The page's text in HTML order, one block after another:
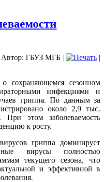
Автор: ГБУЗ МГБ |
|
о сохраняющемся сезонном
инфекциями и
гриппа. По данным за
около 2,9 тыс.
При этом заболеваемость
к росту.
гриппа доминирует
вирусы полностью
текущего сезона, что
и эффективной в